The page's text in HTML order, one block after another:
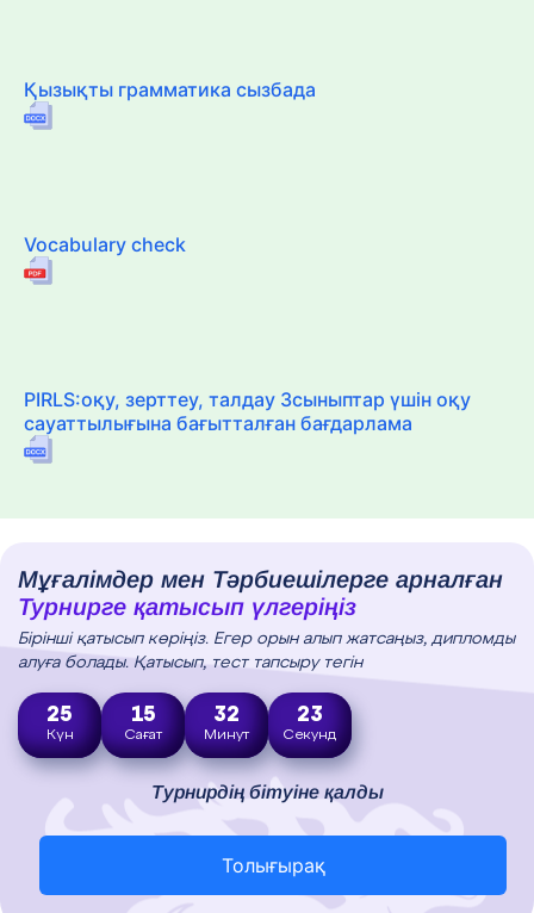
Қызықты грамматика сызбада
Vocabulary check
PIRLS:оқу, зерттеу, талдау 3сыныптар үшін оқу
сауаттылығына бағытталған бағдарлама
Мұғалімдер мен Тәрбиешілерге арналған
Турнирге қатысып үлгеріңіз
Бірінші қатысып көріңіз. Егер орын алып жатсаңыз, дипломды
алуға болады. Қатысып, тест тапсыру тегін
25
Күн
15
Сағат
32
Минут
21
Секунд
Турнирдің бітуіне қалды
Толығырақ